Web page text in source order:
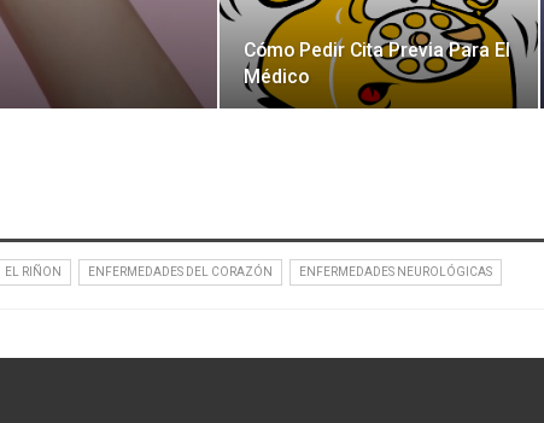
Cómo Pedir Cita Previa Para El
Médico
EL RIÑON ENFERMEDADES DEL CORAZÓN ENFERMEDADES NEUROLÓGICAS